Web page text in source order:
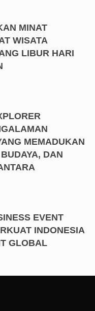
MINAT
WISATA
LIBUR HARI
MEMADUKAN
DAN
EVENT
INDONESIA
GLOBAL